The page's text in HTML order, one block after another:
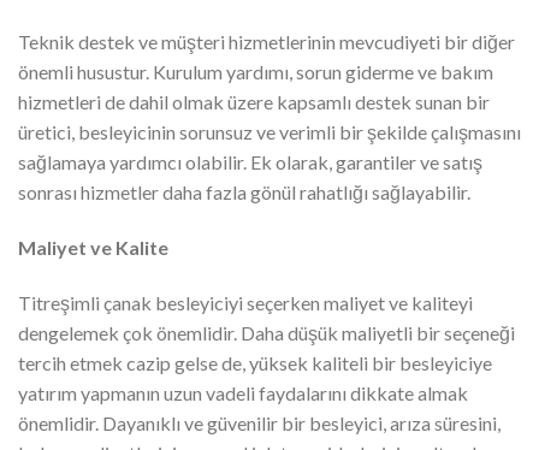
Teknik destek ve müşteri hizmetlerinin mevcudiyeti bir diğer
önemli husustur. Kurulum yardımı, sorun giderme ve bakım
hizmetleri de dahil olmak üzere kapsamlı destek sunan bir
üretici, besleyicinin sorunsuz ve verimli bir şekilde çalışmasını
sağlamaya yardımcı olabilir. Ek olarak, garantiler ve satış
sonrası hizmetler daha fazla gönül rahatlığı sağlayabilir.
Maliyet ve Kalite
Titreşimli çanak besleyiciyi seçerken maliyet ve kaliteyi
dengelemek çok önemlidir. Daha düşük maliyetli bir seçeneği
tercih etmek cazip gelse de, yüksek kaliteli bir besleyiciye
yatırım yapmanın uzun vadeli faydalarını dikkate almak
önemlidir. Dayanıklı ve güvenilir bir besleyici, arıza süresini,